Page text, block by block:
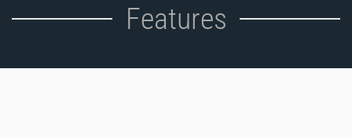
Features